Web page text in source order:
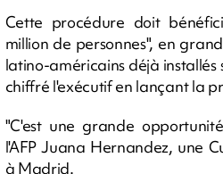
Cette procédure doit
million de personnes", en
latino-américains déjà installés
chiffré l'exécutif en lançant la
"C'est une grande
l'AFP Juana Hernandez, une
à Madrid.